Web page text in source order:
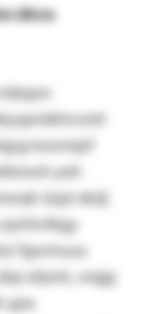
ükvu
toormjzf
yeh
üzpi xkdj
fgwmusu
söjwlc, wqjg
gza